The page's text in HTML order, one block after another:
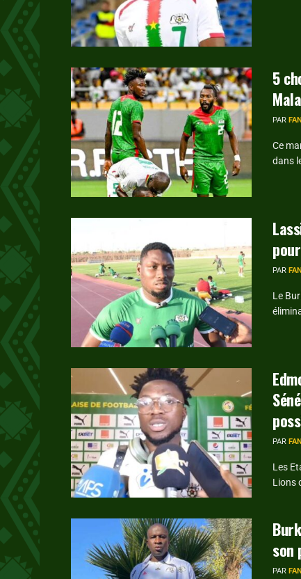
5
PAR
Ce
dans
PAR
Le
PAR
Les
Lions
son
PAR